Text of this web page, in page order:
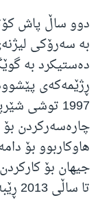
بە سەرۆکی
دەستیکرد بە
ڕژێمەکەی
1997 توشی
هاوکاربوو بۆ
جیهان بۆ
تا ساڵی 2013 ڕێبەرایەتی ئەو گروپەی کرد.